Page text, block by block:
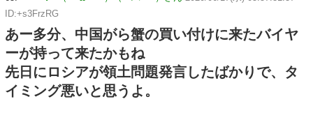
ID:+s3FrzRG
あー多分、中国がら蟹の買い付けに来たバイヤ
ーが持って来たかもね
先日にロシアが領土問題発言したばかりで、タ
イミング悪いと思うよ。